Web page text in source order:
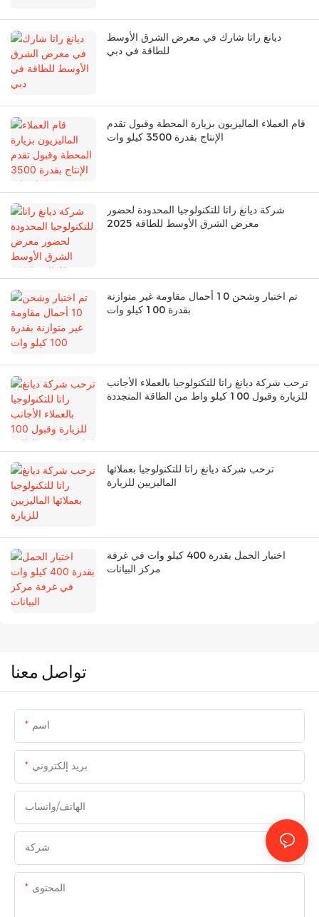
ديانغ راتا شارك في معرض الشرق الأوسط
للطاقة في دبي
قام العملاء الماليزيون بزيارة المحطة وقبول تقدم
الإنتاج بقدرة 3500 كيلو وات
شركة ديانغ راتا للتكنولوجيا المحدودة لحضور
معرض الشرق الأوسط للطاقة 2025
تم اختبار وشحن 10 أحمال مقاومة غير متوازنة
بقدرة 100 كيلو وات
ترحب شركة ديانغ راتا للتكنولوجيا بالعملاء الأجانب
للزيارة وقبول 100 كيلو واط من الطاقة المتجددة
ترحب شركة ديانغ راتا للتكنولوجيا بعملائها
الماليزيين للزيارة
اختبار الحمل بقدرة 400 كيلو وات في غرفة
مركز البيانات
تواصل معنا
اسم
بريد إلكتروني
الهاتف/واتساب
شركة
المحتوى